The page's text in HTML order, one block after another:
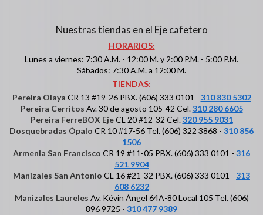
Nuestras tiendas en el Eje cafetero
HORARIOS:
Lunes a viernes: 7:30 A.M. - 12:00 M. y 2:00 P.M. - 5:00 P.M.
Sábados: 7:30 A.M. a 12:00 M.
TIENDAS:
Pereira Olaya CR 13 #19-26 PBX. (606) 333 0101 - 310 830 5302
Pereira Cerritos Av. 30 de agosto 105-42 Cel.310 280 6605
Pereira FerreBOX EjeCL 20 #12-32 Cel.320 955 9031
Dosquebradas Ópalo CR 10 #17-56 Tel. (606) 322 3868 - 310 856
1506
Armenia San Francisco CR 19 #11-05 PBX. (606) 333 0101 - 316
521 9904
Manizales San Antonio CL 16 #21-32 PBX. (606) 333 0101 - 313
608 6232
Manizales Laureles Av. Kévin Ángel 64A-80 Local 105 Tel. (606)
896 9725 - 310 477 9389